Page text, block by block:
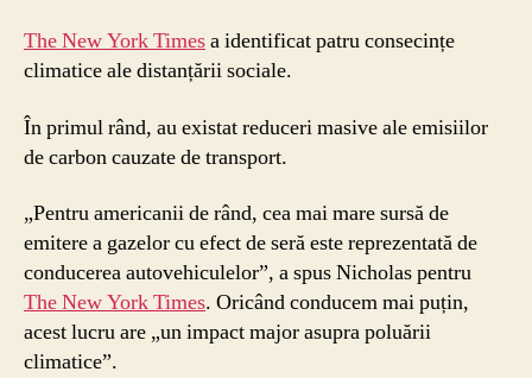
The New York Timesa identificat patru consecințe
climatice ale distanțării sociale.
În primul rând, au existat reduceri masive ale emisiilor
de carbon cauzate de transport.
„Pentru americanii de rând, cea mai mare sursă de
emitere a gazelor cu efect de seră este reprezentată de
conducerea autovehiculelor”, a spus Nicholas pentru
The New York Times. Oricând conducem mai puțin,
acest lucru are „un impact major asupra poluării
climatice”.